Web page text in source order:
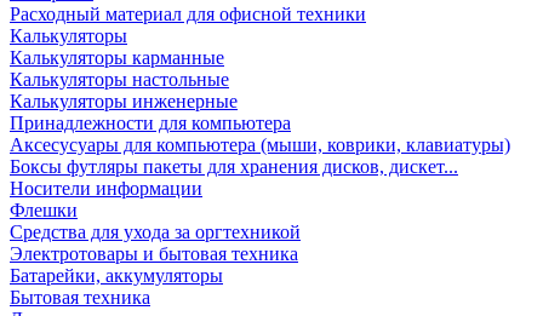
Расходный материал для офисной техники
Калькуляторы
Калькуляторы карманные
Калькуляторы настольные
Калькуляторы инженерные
Принадлежности для компьютера
Аксесусуары для компьютера (мыши, коврики, клавиатуры)
Боксы футляры пакеты для хранения дисков, дискет...
Носители информации
Флешки
Средства для ухода за оргтехникой
Электротовары и бытовая техника
Батарейки, аккумуляторы
Бытовая техника